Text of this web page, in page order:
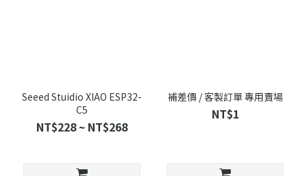
Seeed Stuidio XIAO ESP32-
C5
NT$228 ~ NT$268
補差價 / 客製訂單 專用賣場
NT$1